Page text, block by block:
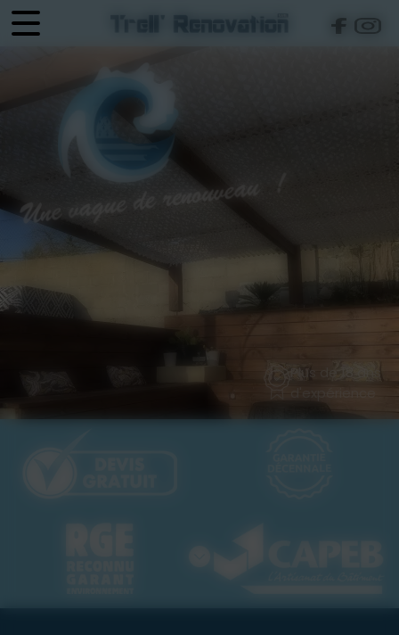
Panneau de gestion des cookies
Plus de 18 ans